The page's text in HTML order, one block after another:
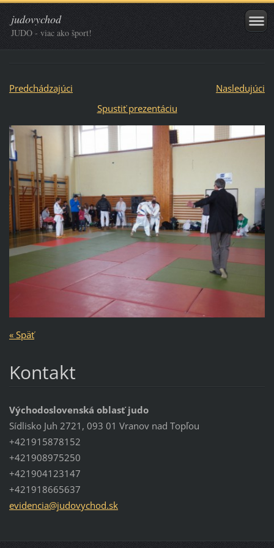
judovychod
JUDO - viac ako šport!
Predchádzajúci
Nasledujúci
Spustiť prezentáciu
« Späť
Kontakt
Východoslovenská oblasť judo
Sídlisko Juh 2721, 093 01 Vranov nad Topľou
+421915878152
+421908975250
+421904123147
+421918665637
evidencia@judovychod.sk